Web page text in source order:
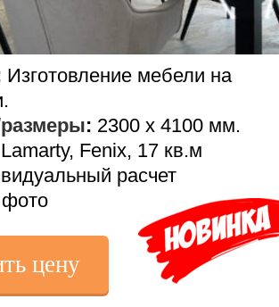
Изготовление мебели на
: 2300 х 4100 мм.
Fenix, 17 кв.м
расчет
цену